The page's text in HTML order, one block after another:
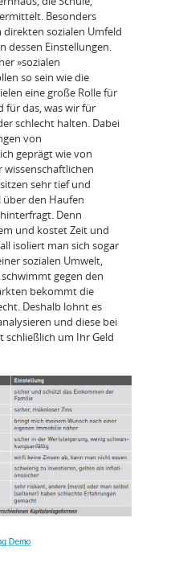
Besonders
sozialen Umfeld
dessen Einstellungen.
»sozialen
so sein wie die
eine große Rolle für
für das, was wir für
schlecht halten. Dabei
von
geprägt wie von
sehr tief und
den Haufen
Denn
und kostet Zeit und
isoliert man sich sogar
sozialen Umwelt,
gegen den
bekommt die
Deshalb lohnt es
und diese bei
schließlich um Ihr Geld